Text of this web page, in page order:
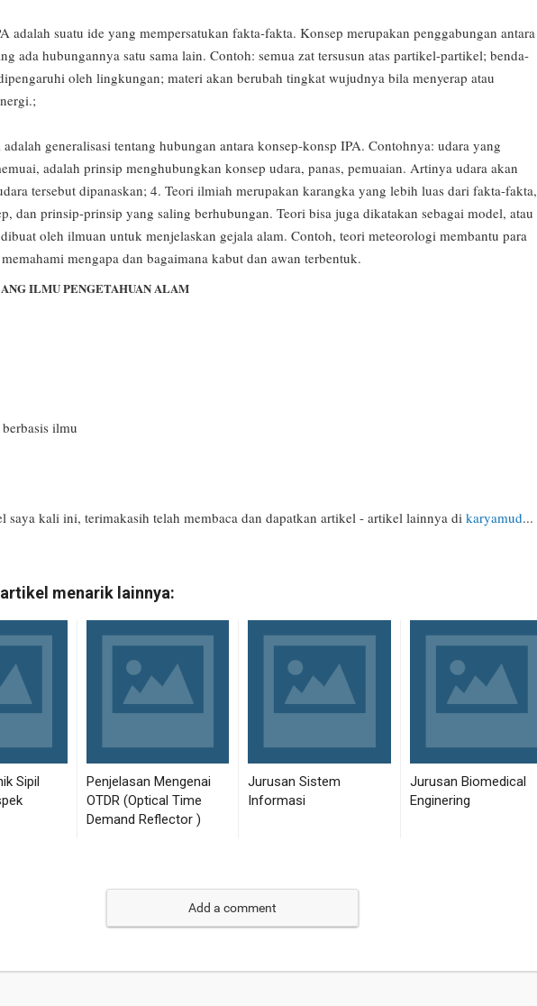
adalah suatu ide yang mempersatukan fakta-fakta. Konsep merupakan penggabungan antara
ada hubungannya satu sama lain. Contoh: semua zat tersusun atas partikel-partikel; benda-
oleh lingkungan; materi akan berubah tingkat wujudnya bila menyerap atau
generalisasi tentang hubungan antara konsep-konsp IPA. Contohnya: udara yang
adalah prinsip menghubungkan konsep udara, panas, pemuaian. Artinya udara akan
tersebut dipanaskan; 4. Teori ilmiah merupakan karangka yang lebih luas dari fakta-fakta,
dan prinsip-prinsip yang saling berhubungan. Teori bisa juga dikatakan sebagai model, atau
oleh ilmuan untuk menjelaskan gejala alam. Contoh, teori meteorologi membantu para
mengapa dan bagaimana kabut dan awan terbentuk.
ILMU PENGETAHUAN ALAM
ilmu
saya kali ini, terimakasih telah membaca dan dapatkan artikel - artikel lainnya di karyamud...
Add a comment